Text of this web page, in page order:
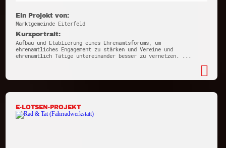
Ein Projekt von:
Marktgemeinde Eiterfeld
Kurzportrait:
Aufbau und Etablierung eines Ehrenamtsforums, um
ehrenamtliches Engagement zu stärken und Vereine und
ehrenamtlich Tätige untereinander besser zu vernetzen. ...
E-LOTSEN-PROJEKT